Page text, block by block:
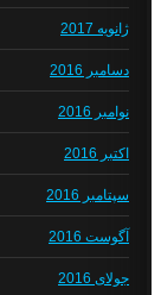
ژانویه 2017
دسامبر 2016
نوامبر 2016
اکتبر 2016
سپتامبر 2016
آگوست 2016
جولای 2016